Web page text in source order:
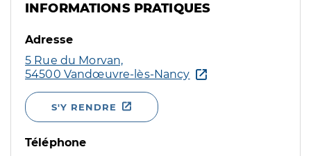
INFORMATIONS PRATIQUES
Adresse
5 Rue du Morvan,
54500 Vandœuvre-lès-Nancy
S'Y RENDRE
Téléphone